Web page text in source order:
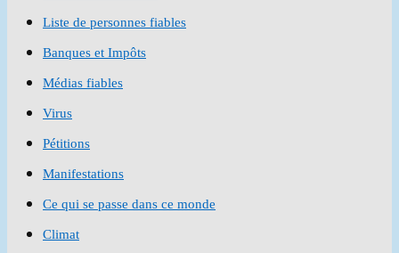
Liste de personnes fiables
Banques et Impôts
Médias fiables
Virus
Pétitions
Manifestations
Ce qui se passe dans ce monde
Climat